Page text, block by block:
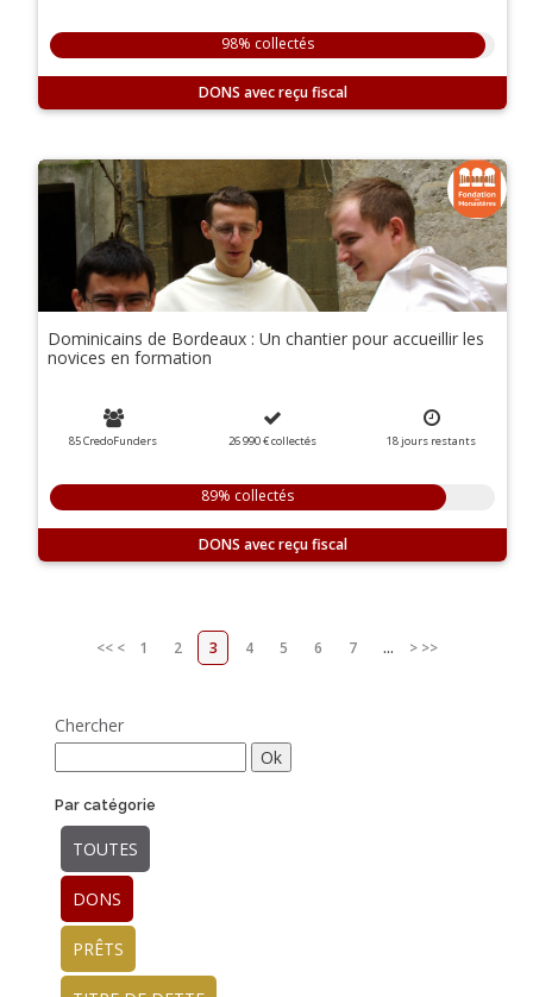
98% collectés
DONS
Dominicains de Bordeaux : Un chantier pour accueillir les
novices en formation
85 CredoFunders 26 990 €collectés 18jours restants
89% collectés
DONS
<< < 1 2 3 4 5 6 7 ... > >>
Chercher
Par catégorie
TOUTES
DONS
PRÊTS